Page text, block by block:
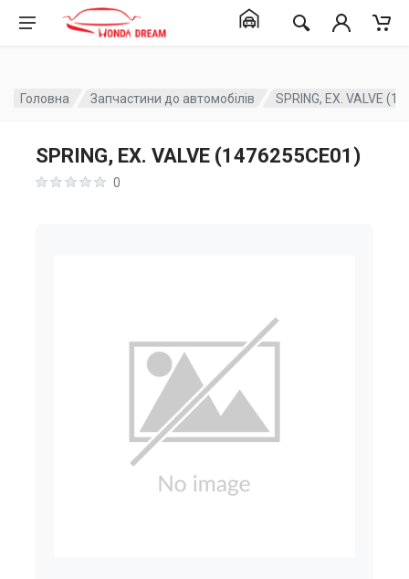
Головна Запчастини до автомобілів SPRING, EX. VALVE
SPRING, EX. VALVE (1476255CE01)
0